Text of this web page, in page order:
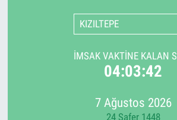
KIZILTEPE
İMSAK VAKTINE KALAN
04:03:42
7 Ağustos 2026
24 Safer 1448